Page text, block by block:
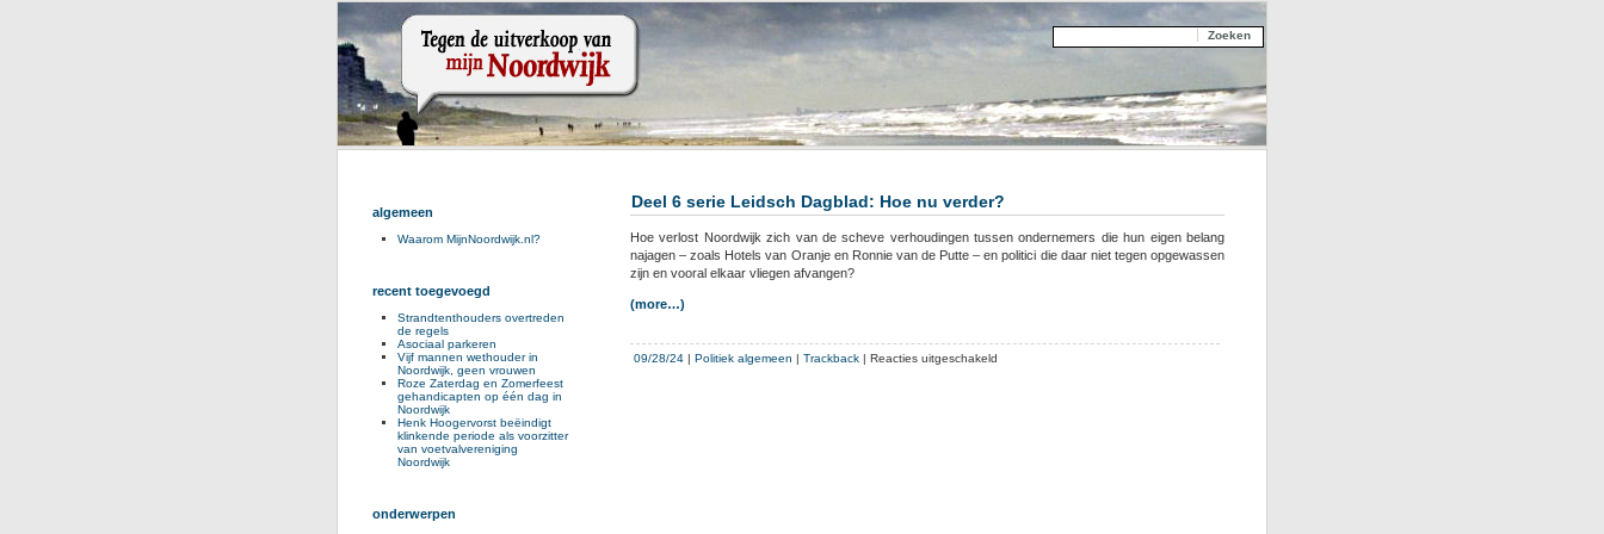
Deel 6 serie Leidsch Dagblad: Hoe nu verder?
Hoe verlost Noordwijk zich van de scheve verhoudingen tussen ondernemers die hun eigen belang
najagen – zoals Hotels van Oranje en Ronnie van de Putte – en politici die daar niet tegen opgewassen
zijn en vooral elkaar vliegen afvangen?
(more…)
09/28/24 | Politiek algemeen | Trackback | Reacties uitgeschakeld
algemeen
Waarom MijnNoordwijk.nl?
recent toegevoegd
Strandtenthouders overtreden
de regels
Asociaal parkeren
Vijf mannen wethouder in
Noordwijk, geen vrouwen
Roze Zaterdag en Zomerfeest
gehandicapten op één dag in
Noordwijk
Henk Hoogervorst beëindigt
klinkende periode als voorzitter
van voetvalvereniging
Noordwijk
onderwerpen